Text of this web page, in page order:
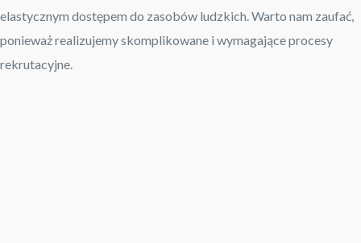
elastycznym dostępem do zasobów ludzkich. Warto nam zaufać,
ponieważ realizujemy skomplikowane i wymagające procesy
rekrutacyjne.